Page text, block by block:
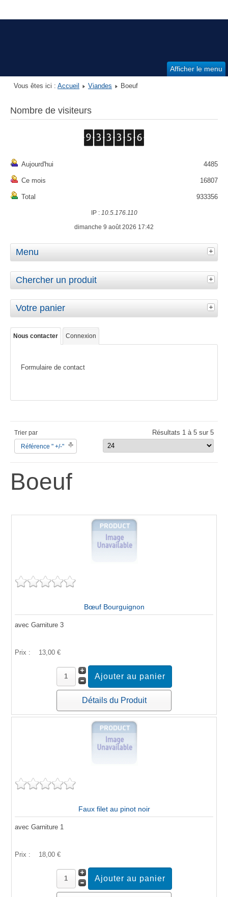
Afficher le menu
Vous êtes ici : Accueil Viandes Boeuf
Nombre de visiteurs
Aujourd'hui 4485
Ce mois 16807
Total 933356
IP : 10.5.176.110
dimanche 9 août 2026 17:42
Menu
Chercher un produit
Votre panier
Nous contacter Connexion
Formulaire de contact
Trier par
Référence " +/-"
Résultats 1 à 5 sur 5
Boeuf
Bœuf Bourguignon
avec Garniture 3
Prix : 13,00 €
Détails du Produit
Faux filet au pinot noir
avec Garniture 1
Prix : 18,00 €